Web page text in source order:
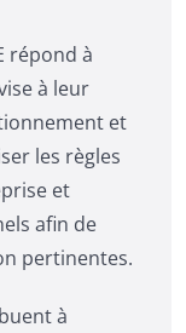
répond à
à leur
et
les règles
et
afin de
pertinentes.
à